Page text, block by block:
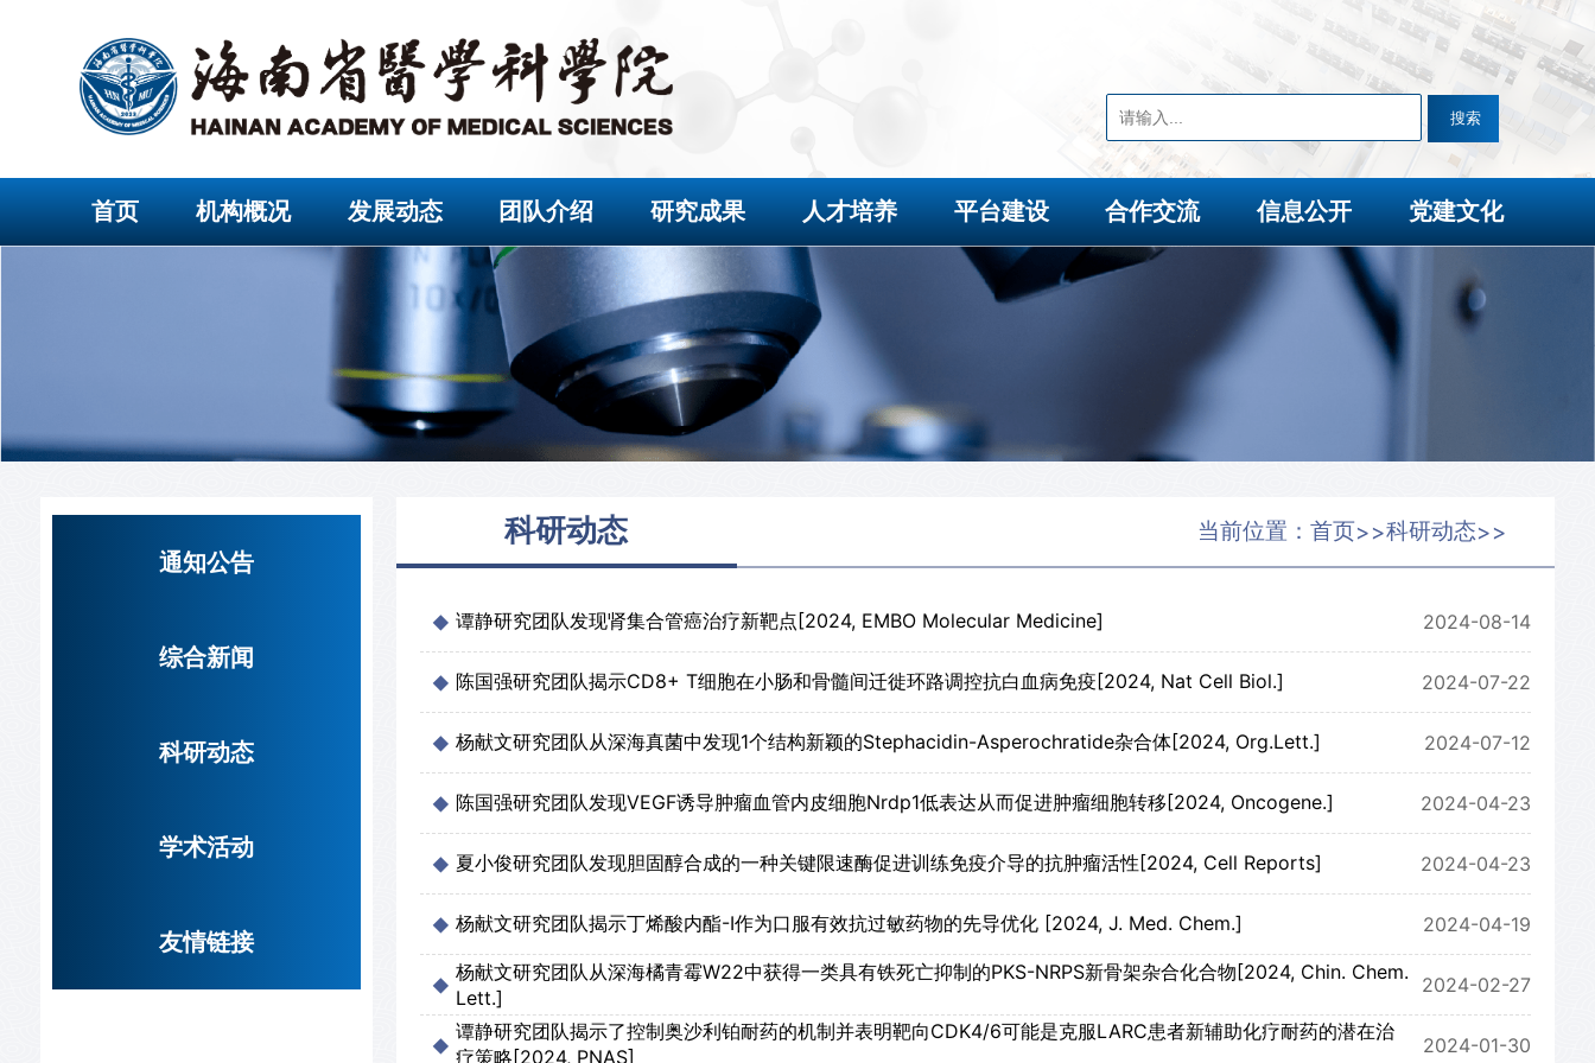
首页 机构概况 发展动态 团队介绍 研究成果 人才培养 平台建设 合作交流 信息公开 党建文化
通知公告
综合新闻
科研动态
学术活动
友情链接
科研动态 当前位置：首页>>科研动态>>
谭静研究团队发现肾集合管癌治疗新靶点[2024, EMBO Molecular Medicine] 2024-08-14
陈国强研究团队揭示CD8+ T细胞在小肠和骨髓间迁徙环路调控抗白血病免疫[2024, Nat Cell Biol.] 2024-07-22
杨献文研究团队从深海真菌中发现1个结构新颖的Stephacidin-Asperochratide杂合体[2024, Org.Lett.] 2024-07-12
陈国强研究团队发现VEGF诱导肿瘤血管内皮细胞Nrdp1低表达从而促进肿瘤细胞转移[2024, Oncogene.] 2024-04-23
夏小俊研究团队发现胆固醇合成的一种关键限速酶促进训练免疫介导的抗肿瘤活性[2024, Cell Reports] 2024-04-23
杨献文研究团队揭示丁烯酸内酯-I作为口服有效抗过敏药物的先导优化 [2024, J. Med. Chem.]
2024-04-19
杨献文研究团队从深海橘青霉W22中获得一类具有铁死亡抑制的PKS-NRPS新骨架杂合化合物[2024, Chin. Chem.
Lett.]
2024-02-27
谭静研究团队揭示了控制奥沙利铂耐药的机制并表明靶向CDK4/6可能是克服LARC患者新辅助化疗耐药的潜在治
疗策略[2024, PNAS]
2024-01-30